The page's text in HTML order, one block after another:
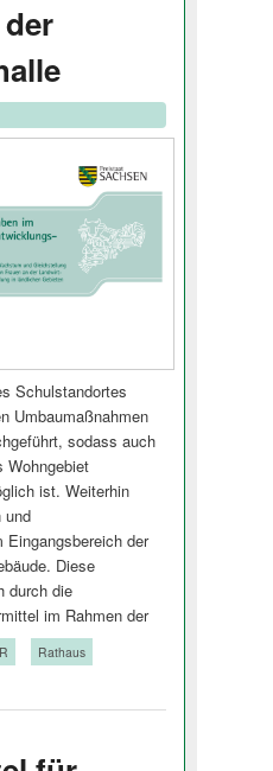
Schulstandortes
Umbaumaßnahmen
sodass auch
Wohngebiet
ist. Weiterhin
und
Eingangsbereich der
Diese
durch die
im Rahmen der
Rathaus